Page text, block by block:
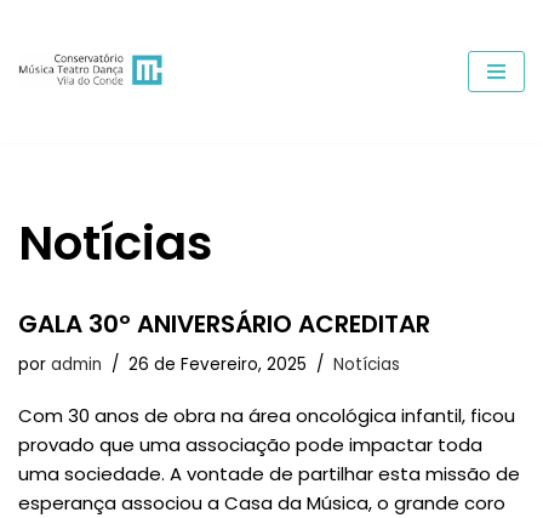
Avançar
Notícias
GALA 30º ANIVERSÁRIO ACREDITAR
por admin 26 de Fevereiro, 2025 Notícias
Com 30 anos de obra na área oncológica infantil, ficou
provado que uma associação pode impactar toda
uma sociedade. A vontade de partilhar esta missão de
esperança associou a Casa da Música, o grande coro